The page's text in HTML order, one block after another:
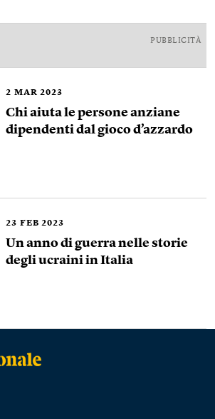
PUBBLICITÀ
2 MAR 2023
Chi aiuta le persone anziane
dipendenti dal gioco d’azzardo
23 FEB 2023
Un anno di guerra nelle storie
degli ucraini in Italia